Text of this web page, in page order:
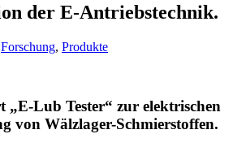
der E-Antriebstechnik.
Forschung, Produkte
„E-Lub Tester“ zur elektrischen
von Wälzlager-Schmierstoffen.